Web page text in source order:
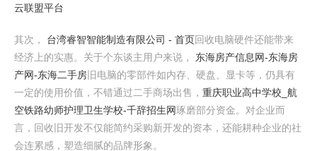
云联盟平台
其次， 台湾睿智智能制造有限公司 - 首页回收电脑硬件还能带来
经济上的实惠。关于个东谈主用户来说， 东海房产信息网-东海房
产网-东海二手房 旧电脑的零部件如内存、硬盘、显卡等，仍具有
一定的使用价值，不错通过二手商场出售， 重庆职业高中学校_航
空铁路幼师护理卫生学校-千辞招生网琢磨部分资金。对企业而
言，回收旧开发不仅能简约采购新开发的资本，还能耕种企业的社
会连累感，塑造细腻的品牌形象。